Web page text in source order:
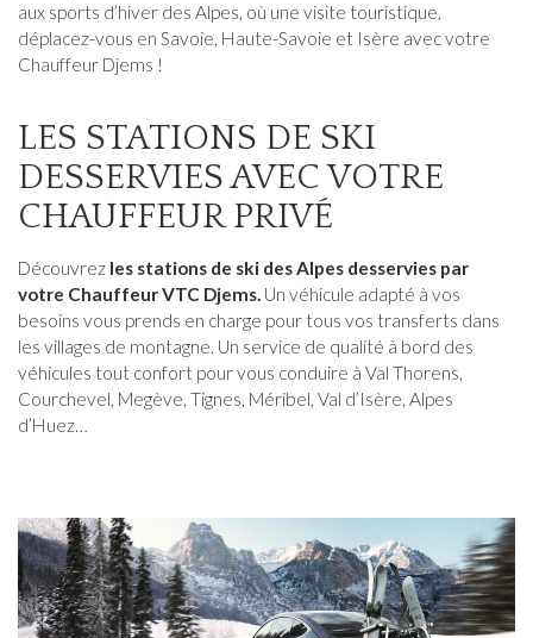
privé
aux sports d’hiver des Alpes, où une visite touristique,
déplacez-vous en Savoie, Haute-Savoie et Isère avec votre
Chauffeur Djems !
LES STATIONS DE SKI
DESSERVIES AVEC VOTRE
CHAUFFEUR PRIVÉ
Découvrez les stations de ski des Alpes desservies par
votre Chauffeur VTC Djems. Un véhicule adapté à vos
besoins vous prends en charge pour tous vos transferts dans
les villages de montagne. Un service de qualité à bord des
véhicules tout confort pour vous conduire à Val Thorens,
Courchevel, Megève, Tignes, Méribel, Val d’Isère, Alpes
d’Huez…